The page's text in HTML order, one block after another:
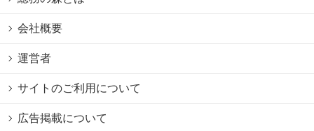
会社概要
運営者
サイトのご利用について
広告掲載について